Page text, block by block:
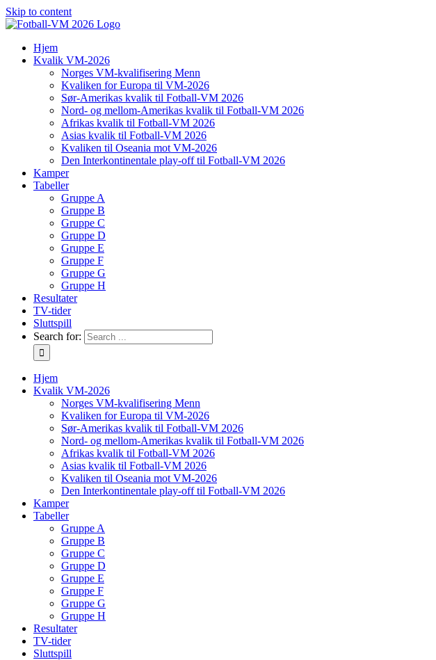
Skip to content
Hjem
Kvalik VM-2026
Norges VM-kvalifisering Menn
Kvaliken for Europa til VM-2026
Sør-Amerikas kvalik til Fotball-VM 2026
Nord- og mellom-Amerikas kvalik til Fotball-VM 2026
Afrikas kvalik til Fotball-VM 2026
Asias kvalik til Fotball-VM 2026
Kvaliken til Oseania mot VM-2026
Den Interkontinentale play-off til Fotball-VM 2026
Kamper
Tabeller
Gruppe A
Gruppe B
Gruppe C
Gruppe D
Gruppe E
Gruppe F
Gruppe G
Gruppe H
Resultater
TV-tider
Sluttspill
Search for:
Hjem
Kvalik VM-2026
Norges VM-kvalifisering Menn
Kvaliken for Europa til VM-2026
Sør-Amerikas kvalik til Fotball-VM 2026
Nord- og mellom-Amerikas kvalik til Fotball-VM 2026
Afrikas kvalik til Fotball-VM 2026
Asias kvalik til Fotball-VM 2026
Kvaliken til Oseania mot VM-2026
Den Interkontinentale play-off til Fotball-VM 2026
Kamper
Tabeller
Gruppe A
Gruppe B
Gruppe C
Gruppe D
Gruppe E
Gruppe F
Gruppe G
Gruppe H
Resultater
TV-tider
Sluttspill